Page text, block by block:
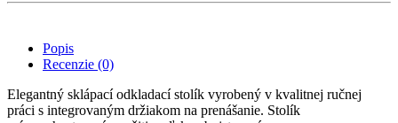
Popis
Recenzie (0)
Elegantný sklápací odkladací stolík vyrobený v kvalitnej ručnej
práci s integrovaným držiakom na prenášanie. Stolík